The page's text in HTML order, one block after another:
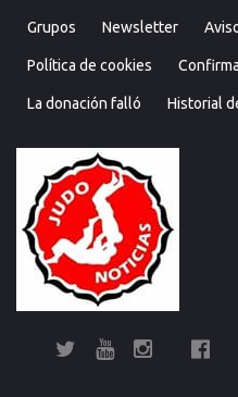
Grupos Newsletter
Política de cookies
La donación falló Historial
Enciclopedia
TwitterYouTubeInstagramEntrevistas